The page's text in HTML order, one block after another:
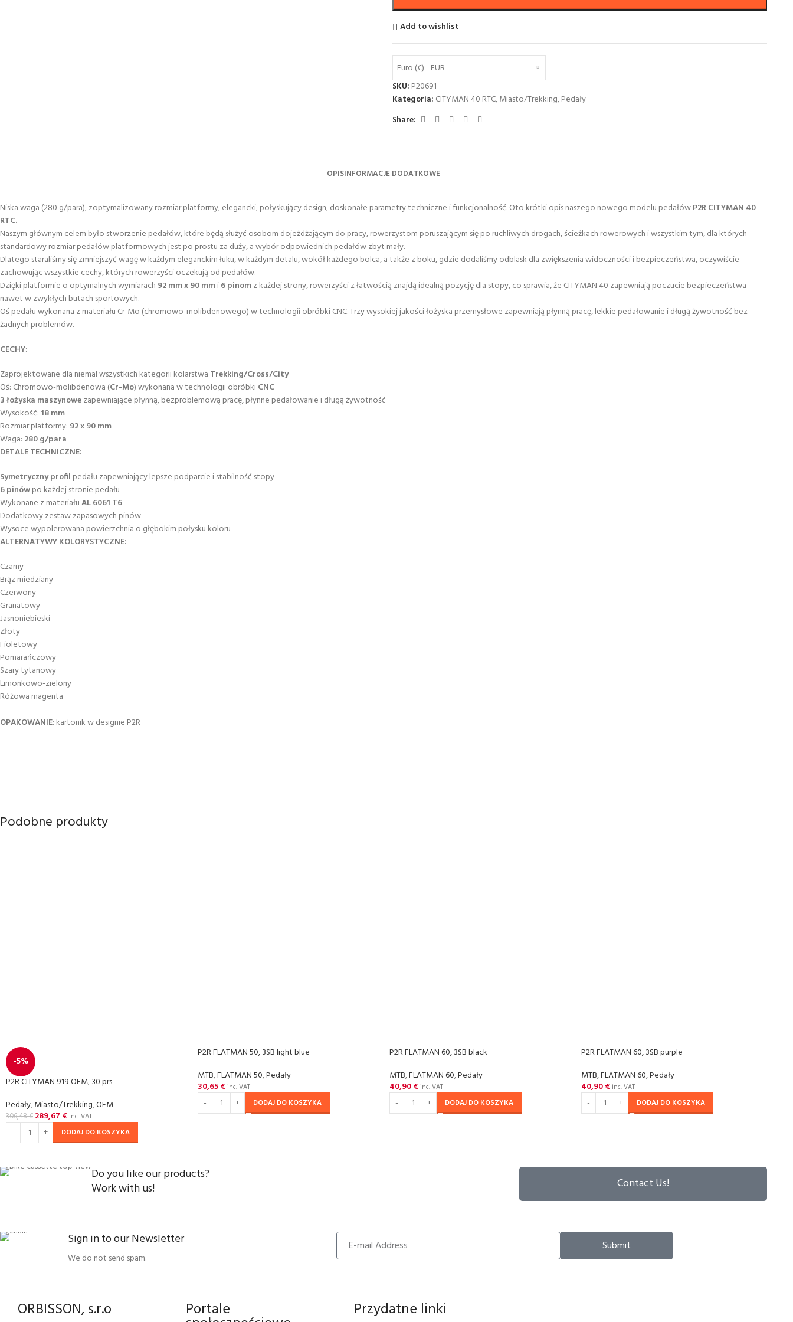
Add to wishlist
Euro (€) - EUR
SKU: P20691
Kategoria: CITYMAN 40 RTC,Miasto/Trekking,Pedały
Share:
OPISINFORMACJE DODATKOWE
Niska waga (280 g/para), zoptymalizowany rozmiar platformy, elegancki, połyskujący design, doskonałe parametry techniczne i funkcjonalność. Oto krótki opis naszego nowego modelu pedałówP2R CITYMAN 40
RTC.
Naszym głównym celem było stworzenie pedałów, które będą służyć osobom dojeżdżającym do pracy, rowerzystom poruszającym się po ruchliwych drogach, ścieżkach rowerowych i wszystkim tym, dla których
standardowy rozmiar pedałów platformowych jest po prostu za duży, a wybór odpowiednich pedałów zbyt mały.
Dlatego staraliśmy się zmniejszyć wagę w każdym eleganckim łuku, w każdym detalu, wokół każdego bolca, a także z boku, gdzie dodaliśmy odblask dla zwiększenia widoczności i bezpieczeństwa, oczywiście
zachowując wszystkie cechy, których rowerzyści oczekują od pedałów.
Dzięki platformie o optymalnych wymiarach 92 mm x 90 mmi6 pinomz każdej strony, rowerzyści z łatwością znajdą idealną pozycję dla stopy, co sprawia, że ​​CITYMAN 40 zapewniają poczucie bezpieczeństwa
nawet w zwykłych butach sportowych.
Oś pedału wykonana z materiału Cr-Mo (chromowo-molibdenowego) w technologii obróbki CNC. Trzy wysokiej jakości łożyska przemysłowe zapewniają płynną pracę, lekkie pedałowanie i długą żywotność bez
żadnych problemów.
CECHY:
Zaprojektowane dla niemal wszystkich kategorii kolarstwa Trekking/Cross/City
Oś: Chromowo-molibdenowa (Cr-Mo) wykonana w technologii obróbkiCNC
3 łożyska maszynowezapewniające płynną, bezproblemową pracę, płynne pedałowanie i długą żywotność
Wysokość: 18 mm
Rozmiar platformy: 92 x 90 mm
Waga: 280 g/para
DETALE TECHNICZNE:
Symetryczny profil pedału zapewniający lepsze podparcie i stabilność stopy
6 pinówpo każdej stronie pedału
Wykonane z materiałuAL 6061 T6
Dodatkowy zestaw zapasowych pinów
Wysoce wypolerowana powierzchnia o głębokim połysku koloru
ALTERNATYWY KOLORYSTYCZNE:
Czarny
Brąz miedziany
Czerwony
Granatowy
Jasnoniebieski
Złoty
Fioletowy
Pomarańczowy
Szary tytanowy
Limonkowo-zielony
Różowa magenta
OPAKOWANIE: kartonik w designie P2R
Podobne produkty
-5%
P2R CITYMAN 919 OEM, 30 prs
Pedały,Miasto/Trekking,OEM
306,48€ 289,67 € inc. VAT
DODAJ DO KOSZYKA
P2R FLATMAN 50, 3SB light blue
MTB,FLATMAN 50,Pedały
30,65€ inc. VAT
DODAJ DO KOSZYKA
P2R FLATMAN 60, 3SB black
MTB,FLATMAN 60,Pedały
40,90€ inc. VAT
DODAJ DO KOSZYKA
P2R FLATMAN 60, 3SB purple
MTB,FLATMAN 60,Pedały
40,90€ inc. VAT
DODAJ DO KOSZYKA
Do you like our products?
Work with us!
Contact Us!
Sign in to our Newsletter
We do not send spam.
Submit
ORBISSON, s.r.o Portale Przydatne linki